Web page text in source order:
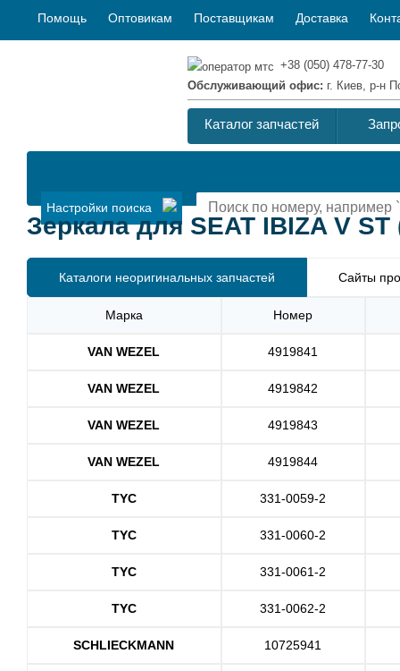
Помощь Оптовикам Поставщикам Доставка
+38 (050) 478-77-30
Обслуживающий офис: г. Киев, р-н
Каталог запчастей
Настройки поиска
Зеркала для SEAT IBIZA V ST
Каталоги неоригинальных запчастей Сайты
Марка Номер
VAN WEZEL 4919841
VAN WEZEL 4919842
VAN WEZEL 4919843
VAN WEZEL 4919844
TYC 331-0059-2
TYC 331-0060-2
TYC 331-0061-2
TYC 331-0062-2
SCHLIECKMANN 10725941